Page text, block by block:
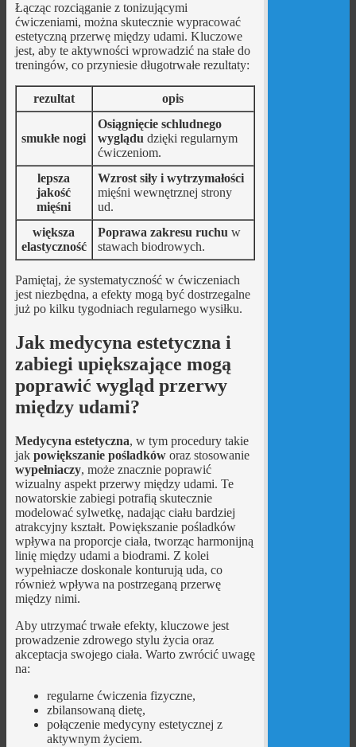
Łącząc rozciąganie z tonizującymi
ćwiczeniami, można skutecznie wypracować
estetyczną przerwę między udami. Kluczowe
jest, aby te aktywności wprowadzić na stałe do
treningów, co przyniesie długotrwałe rezultaty:
rezultat opis
smukłe nogi
Osiągnięcie schludnego
wyglądu dzięki regularnym
ćwiczeniom.
lepsza
jakość
mięśni
Wzrost siły i wytrzymałości
mięśni wewnętrznej strony
ud.
większa
elastyczność
Poprawa zakresu ruchu w
stawach biodrowych.
Pamiętaj, że systematyczność w ćwiczeniach
jest niezbędna, a efekty mogą być dostrzegalne
już po kilku tygodniach regularnego wysiłku.
Jak medycyna estetyczna i
zabiegi upiększające mogą
poprawić wygląd przerwy
między udami?
Medycyna estetyczna, w tym procedury takie
jak powiększanie pośladkóworaz stosowanie
wypełniaczy, może znacznie poprawić
wizualny aspekt przerwy między udami. Te
nowatorskie zabiegi potrafią skutecznie
modelować sylwetkę, nadając ciału bardziej
atrakcyjny kształt. Powiększanie pośladków
wpływa na proporcje ciała, tworząc harmonijną
linię między udami a biodrami. Z kolei
wypełniacze doskonale konturują uda, co
również wpływa na postrzeganą przerwę
między nimi.
Aby utrzymać trwałe efekty, kluczowe jest
prowadzenie zdrowego stylu życia oraz
akceptacja swojego ciała. Warto zwrócić uwagę
na:
regularne ćwiczenia fizyczne,
zbilansowaną dietę,
połączenie medycyny estetycznej z
aktywnym życiem.